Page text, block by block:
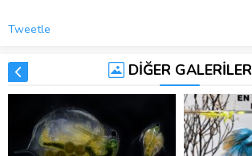
Tweetle
DİĞER GALERİLER